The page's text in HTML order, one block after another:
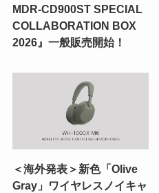
MDR-CD900ST SPECIAL
COLLABORATION BOX
2026』一般販売開始！
＜海外発表＞新色「Olive
Gray」ワイヤレスノイキャ